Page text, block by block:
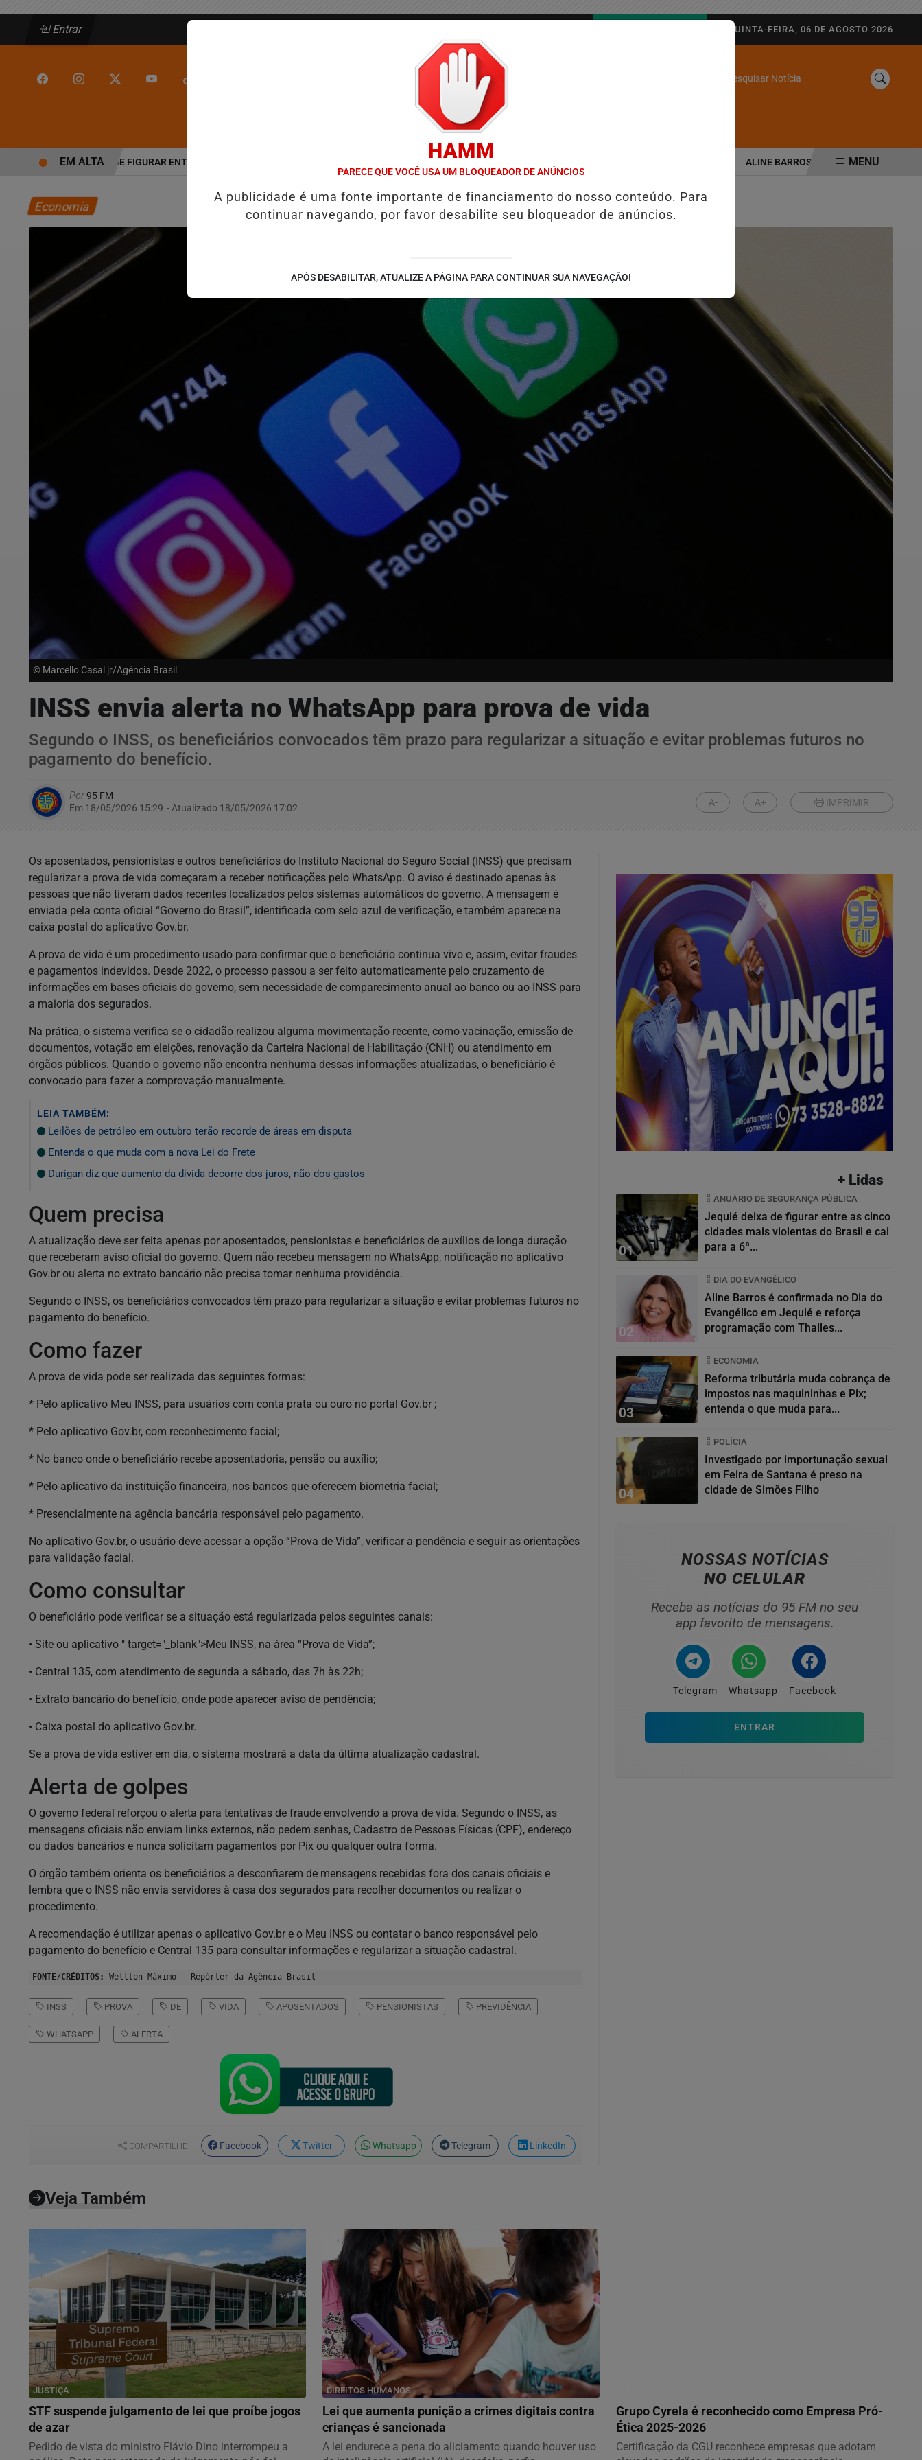
Entrar QUINTA-FEIRA, 06 DE AGOSTO 2026
Pesquisar Notícia
/ PUBLICIDADES LEGAIS
JEQUIÉ DEIXA DE FIGURAR ENTRE AS CINCO CIDADES MAIS VIOLENTAS DO BRASIL E CAI PARA A 6ª POSIÇÃO EM NOVO ANUÁRIO DA SEGURANÇA PÚBLICA ALINE BARROS É CONFIRMADA NO DIA DO
EM ALTA MENU
Economia
© Marcello Casal jr/Agência Brasil
INSS envia alerta no WhatsApp para prova de vida
Segundo o INSS, os beneficiários convocados têm prazo para regularizar a situação e evitar problemas futuros no
pagamento do benefício.
Por95 FM
Em 18/05/2026 15:29 - Atualizado 18/05/2026 17:02 A- A+ IMPRIMIR
Os aposentados, pensionistas e outros beneficiários do Instituto Nacional do Seguro Social (INSS) que precisam
regularizar a prova de vida começaram a receber notificações pelo WhatsApp. O aviso é destinado apenas às
pessoas que não tiveram dados recentes localizados pelos sistemas automáticos do governo. A mensagem é
enviada pela conta oficial “Governo do Brasil”, identificada com selo azul de verificação, e também aparece na
caixa postal do aplicativo Gov.br.
A prova de vida é um procedimento usado para confirmar que o beneficiário continua vivo e, assim, evitar fraudes
e pagamentos indevidos. Desde 2022, o processo passou a ser feito automaticamente pelo cruzamento de
informações em bases oficiais do governo, sem necessidade de comparecimento anual ao banco ou ao INSS para
a maioria dos segurados.
Na prática, o sistema verifica se o cidadão realizou alguma movimentação recente, como vacinação, emissão de
documentos, votação em eleições, renovação da Carteira Nacional de Habilitação (CNH) ou atendimento em
órgãos públicos. Quando o governo não encontra nenhuma dessas informações atualizadas, o beneficiário é
convocado para fazer a comprovação manualmente.
LEIA TAMBÉM:
Leilões de petróleo em outubro terão recorde de áreas em disputa
Entenda o que muda com a nova Lei do Frete
Durigan diz que aumento da dívida decorre dos juros, não dos gastos
Quem precisa
A atualização deve ser feita apenas por aposentados, pensionistas e beneficiários de auxílios de longa duração
que receberam aviso oficial do governo. Quem não recebeu mensagem no WhatsApp, notificação no aplicativo
Gov.br ou alerta no extrato bancário não precisa tomar nenhuma providência.
Segundo o INSS, os beneficiários convocados têm prazo para regularizar a situação e evitar problemas futuros no
pagamento do benefício.
Como fazer
A prova de vida pode ser realizada das seguintes formas:
* Pelo aplicativo Meu INSS, para usuários com conta prata ou ouro no portal Gov.br ;
* Pelo aplicativo Gov.br, com reconhecimento facial;
* No banco onde o beneficiário recebe aposentadoria, pensão ou auxílio;
* Pelo aplicativo da instituição financeira, nos bancos que oferecem biometria facial;
* Presencialmente na agência bancária responsável pelo pagamento.
No aplicativo Gov.br, o usuário deve acessar a opção “Prova de Vida”, verificar a pendência e seguir as orientações
para validação facial.
Como consultar
O beneficiário pode verificar se a situação está regularizada pelos seguintes canais:
• Site ou aplicativo " target="_blank">Meu INSS, na área “Prova de Vida”;
• Central 135, com atendimento de segunda a sábado, das 7h às 22h;
• Extrato bancário do benefício, onde pode aparecer aviso de pendência;
• Caixa postal do aplicativo Gov.br.
Se a prova de vida estiver em dia, o sistema mostrará a data da última atualização cadastral.
Alerta de golpes
O governo federal reforçou o alerta para tentativas de fraude envolvendo a prova de vida. Segundo o INSS, as
mensagens oficiais não enviam links externos, não pedem senhas, Cadastro de Pessoas Físicas (CPF), endereço
ou dados bancários e nunca solicitam pagamentos por Pix ou qualquer outra forma.
O órgão também orienta os beneficiários a desconfiarem de mensagens recebidas fora dos canais oficiais e
lembra que o INSS não envia servidores à casa dos segurados para recolher documentos ou realizar o
procedimento.
A recomendação é utilizar apenas o aplicativo Gov.br e o Meu INSS ou contatar o banco responsável pelo
pagamento do benefício e Central 135 para consultar informações e regularizar a situação cadastral.
FONTE/CRÉDITOS: Wellton Máximo – Repórter da Agência Brasil
INSS PROVA DE VIDA APOSENTADOS PENSIONISTAS PREVIDÊNCIA
WHATSAPP ALERTA
COMPARTILHE Facebook Twitter Whatsapp Telegram LinkedIn
+ Lidas
01
ANUÁRIO DE SEGURANÇA PÚBLICA
Jequié deixa de figurar entre as cinco
cidades mais violentas do Brasil e cai
para a 6ª...
02
DIA DO EVANGÉLICO
Aline Barros é confirmada no Dia do
Evangélico em Jequié e reforça
programação com Thalles...
03
ECONOMIA
Reforma tributária muda cobrança de
impostos nas maquininhas e Pix;
entenda o que muda para...
04
POLÍCIA
Investigado por importunação sexual
em Feira de Santana é preso na
cidade de Simões Filho
NOSSAS NOTÍCIAS
NO CELULAR
Receba as notícias do 95 FM no seu
app favorito de mensagens.
Telegram Whatsapp Facebook
ENTRAR
Veja Também
JUSTIÇA
STF suspende julgamento de lei que proíbe jogos
de azar
Pedido de vista do ministro Flávio Dino interrompeu a
DIREITOS HUMANOS
Lei que aumenta punição a crimes digitais contra
crianças é sancionada
A lei endurece a pena do aliciamento quando houver uso
Grupo Cyrela é reconhecido como Empresa Pró-
Ética 2025-2026
Certificação da CGU reconhece empresas que adotam
HAMM
PARECE QUE VOCÊ USA UM BLOQUEADOR DE ANÚNCIOS
A publicidade é uma fonte importante de financiamento do nosso conteúdo. Para
continuar navegando, por favor desabilite seu bloqueador de anúncios.
APÓS DESABILITAR, ATUALIZE A PÁGINA PARA CONTINUAR SUA NAVEGAÇÃO!